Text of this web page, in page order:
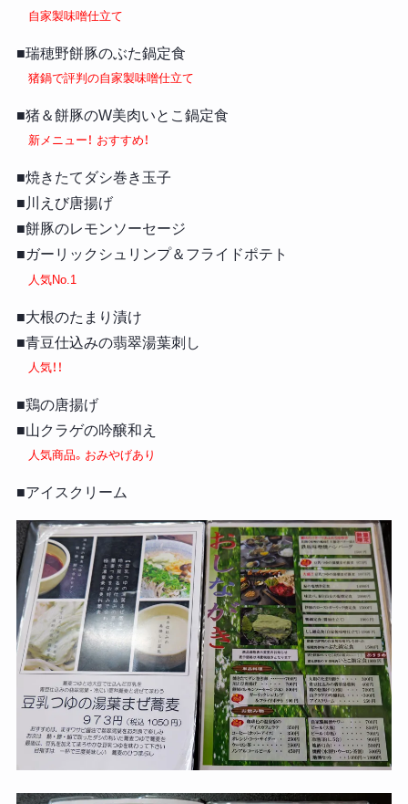
自家製味噌仕立て
■瑞穂野餅豚のぶた鍋定食
猪鍋で評判の自家製味噌仕立て
■猪＆餅豚のW美肉いとこ鍋定食
新メニュー！ おすすめ！
■焼きたてダシ巻き玉子
■川えび唐揚げ
■餅豚のレモンソーセージ
■ガーリックシュリンプ＆フライドポテト
人気No.1
■大根のたまり漬け
■青豆仕込みの翡翠湯葉刺し
人気！！
■鶏の唐揚げ
■山クラゲの吟醸和え
人気商品。おみやげあり
■アイスクリーム